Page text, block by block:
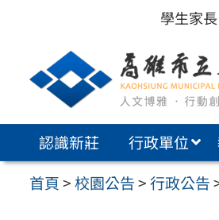
內
學生家長
認識新莊 行政單位
首頁>校園公告>行政公告